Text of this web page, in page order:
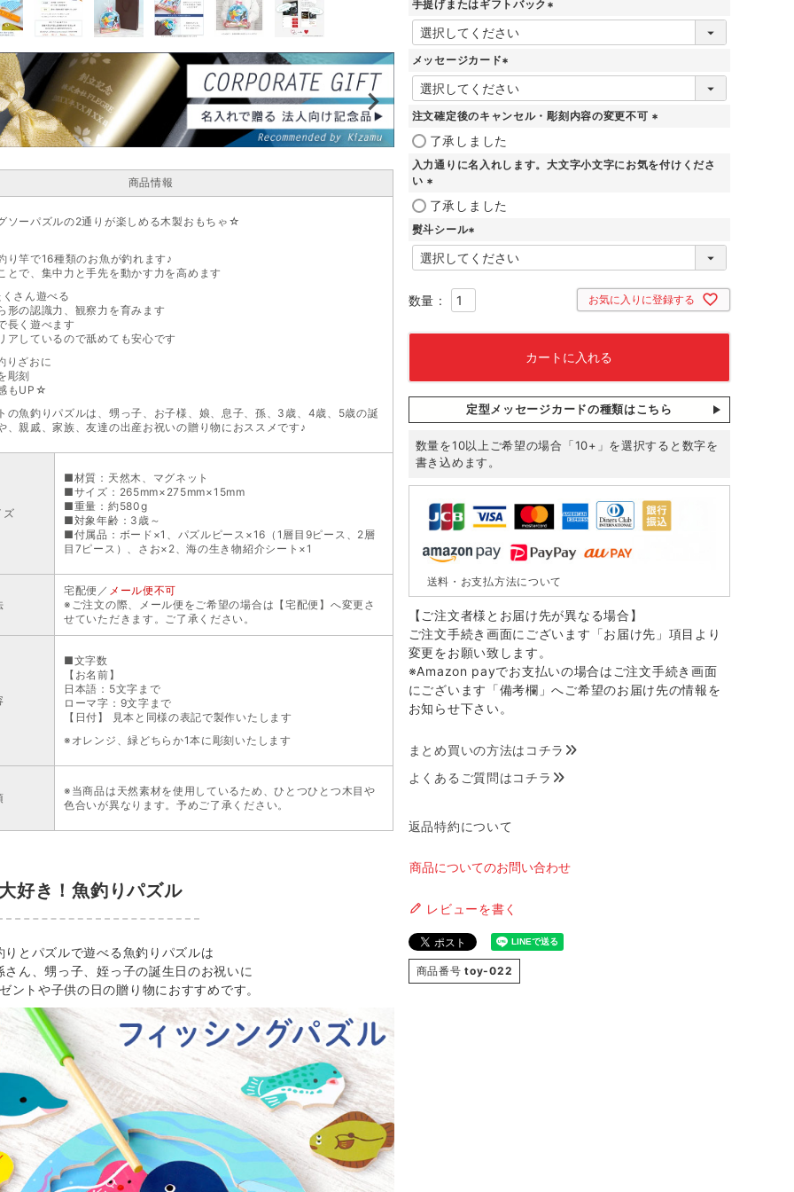
商品情報
ソーパズルの2通りが楽しめる木製おもちゃ☆
り竿で16種類のお魚が釣れます♪
とで、集中力と手先を動かす力を高めます
さん遊べる
形の認識力、観察力を育みます
長く遊べます
アしているので舐めても安心です
りざおに
彫刻
もUP☆
の魚釣りパズルは、甥っ子、お子様、娘、息子、孫、3歳、4歳、5歳の誕
、親戚、家族、友達の出産お祝いの贈り物におススメです♪
ズ
■材質：天然木、マグネット
■サイズ：265mm×275mm×15mm
■重量：約580g
■対象年齢：3歳～
■付属品：ボード×1、パズルピース×16（1層目9ピース、2層
目7ピース）、さお×2、海の生き物紹介シート×1
宅配便／ メール便不可
※ご注文の際、メール便をご希望の場合は【宅配便】へ変更さ
せていただきます。ご了承ください。
■文字数
【お名前】
日本語：5文字まで
ローマ字：9文字まで
【日付】 見本と同様の表記で製作いたします
※オレンジ、緑どちらか1本に彫刻いたします
※当商品は天然素材を使用しているため、ひとつひとつ木目や
色合いが異なります。予めご了承ください。
好き！魚釣りパズル
りとパズルで遊べる魚釣りパズルは
さん、甥っ子、姪っ子の誕生日のお祝いに
ントや子供の日の贈り物におすすめです。
手提げまたはギフトバック
(
メッセージカード
(
必
須
注文確定後のキャンセル・彫刻内容の変更不可
須
了承しました
入力通りに名入れします。大文字小文字にお気を付けくださ
い
(
必
須
)
了承しました
熨斗シール
(
必
お気に入りに登録する
カートに入れる
定型メッセージカードの種類はこちら
数量を10以上ご希望の場合「10+」を選択すると数字を
書き込めます。
送料・お支払方法について
【ご注文者様とお届け先が異なる場合】
ご注文手続き画面にございます「お届け先」項目より
変更をお願い致します。
※Amazon payでお支払いの場合はご注文手続き画面
にございます「備考欄」へご希望のお届け先の情報を
お知らせ下さい。
まとめ買いの方法はコチラ
よくあるご質問はコチラ
返品特約について
商品についてのお問い合わせ
レビューを書く
商品番号 toy-022